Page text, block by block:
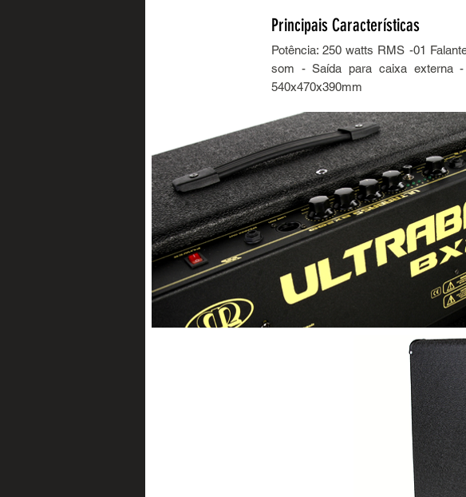
Principais Características
Potência: 250 watts RMS -01
som - Saída para caixa externa
540x470x390mm